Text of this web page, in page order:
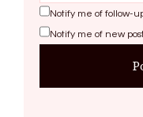
Notify me of follow-
Notify me of new